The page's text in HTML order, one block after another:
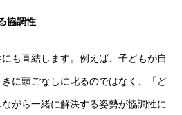
協調性
も直結します。例えば、子どもが自
に頭ごなしに叱るのではなく、「ど
がら一緒に解決する姿勢が協調性に